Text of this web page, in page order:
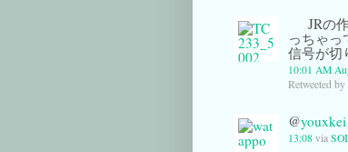
JRの
っちゃ
信号が切
10:01 AM
Retweeted by
@youxkei
13:08 via